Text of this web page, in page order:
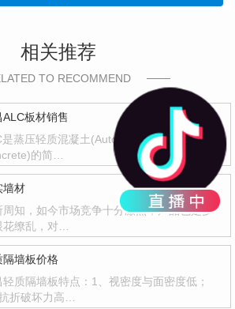
相关推荐
TO RECOMMEND
ALC板材销售
蒸压轻质混凝土(Autoclaved Lightweight
的简…
墙材
周知，如今市场竞争十分激烈，产品也是多
花缭乱，对…
隔墙板价格
轻质隔墙板特点：1、视密度与面密度低；
折破坏力高…